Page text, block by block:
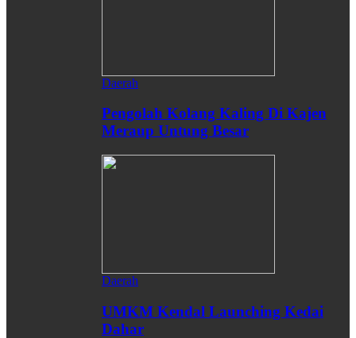
Daerah
Pengolah Kolang Kaling Di Kajen
Meraup Untung Besar
Daerah
UMKM Kendal Launching Kedai
Dahar